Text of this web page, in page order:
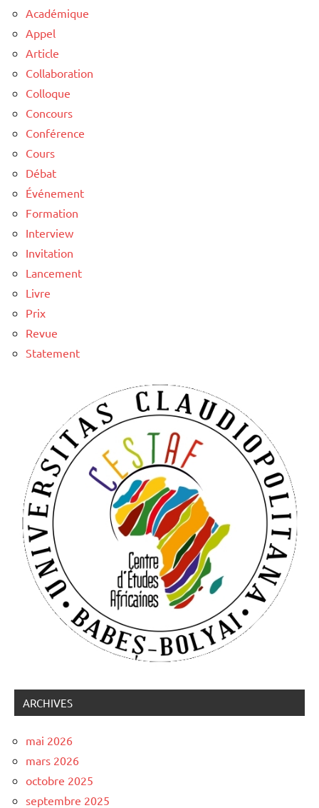
Académique
Appel
Article
Collaboration
Colloque
Concours
Conférence
Cours
Débat
Événement
Formation
Interview
Invitation
Lancement
Livre
Prix
Revue
Statement
ARCHIVES
mai 2026
mars 2026
octobre 2025
septembre 2025